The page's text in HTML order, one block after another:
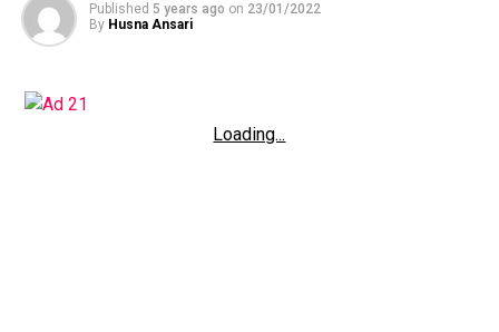
Published 5 years ago on 23/01/2022
By Husna Ansari
Loading...